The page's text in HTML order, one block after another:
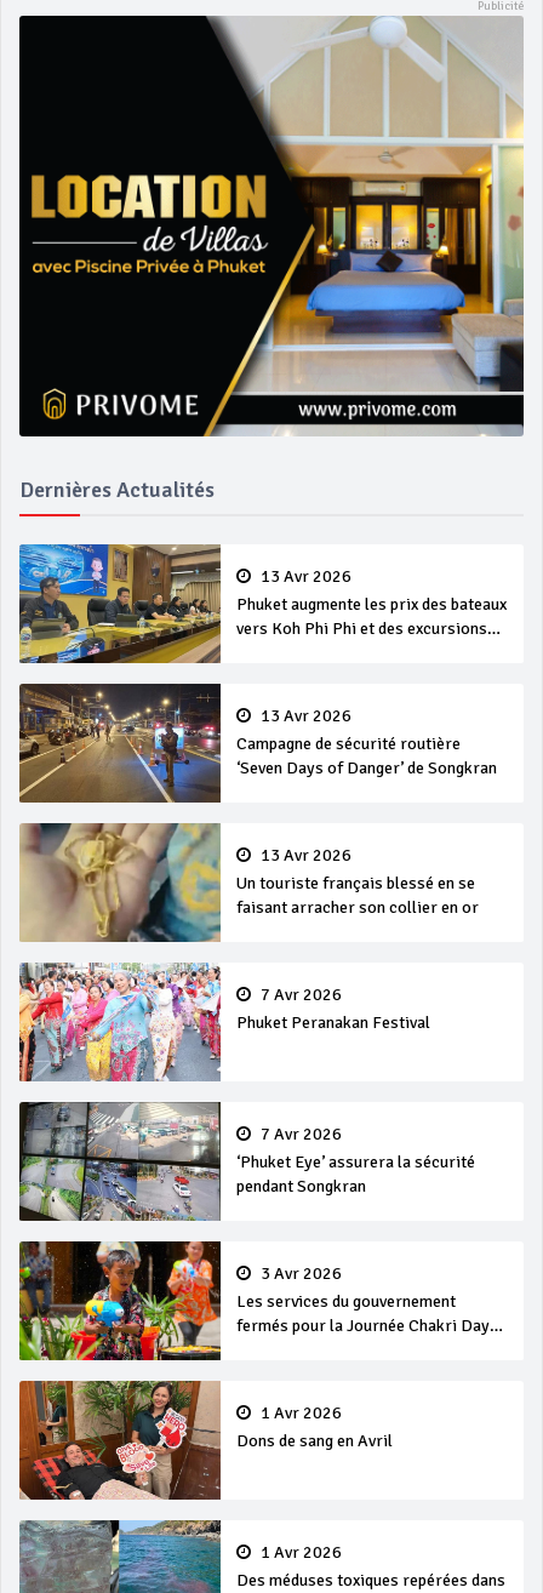
Dernières Actualités
13 Avr 2026
Phuket augmente les prix des bateaux
vers Koh Phi Phi et des excursions
13 Avr 2026
Campagne de sécurité routière
‘Seven Days of Danger’ de Songkran
13 Avr 2026
Un touriste français blessé en se
faisant arracher son collier en or
7 Avr 2026
Phuket Peranakan Festival
7 Avr 2026
‘Phuket Eye’ assurera la sécurité
pendant Songkran
3 Avr 2026
Les services du gouvernement
fermés pour la Journée Chakri Day
1 Avr 2026
Dons de sang en Avril
1 Avr 2026
Des méduses toxiques repérées dans